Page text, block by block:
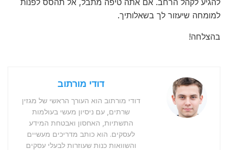
למומחה שיעזור לך בשאלותיך.
בהצלחה!
דודי מורתוב
דודי מורתוב הוא העורך הראשי של מגזין
שרתים, עם ניסיון מעשי בעולמות
התשתיות, האחסון ואבטחת המידע
לעסקים. הוא כותב מדריכים מעשיים
והשוואות כנות שעוזרות לבעלי עסקים